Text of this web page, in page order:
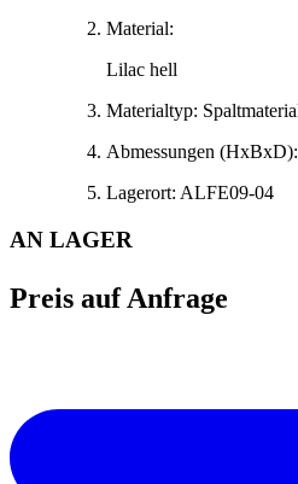
Material:
Lilac hell
Materialtyp:
Abmessungen (HxBxD):
Lagerort: ALFE09-04
AN LAGER
Preis auf Anfrage